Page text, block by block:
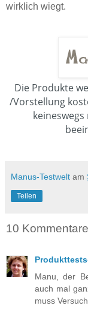
wirklich wiegt.
Die Produkte
/Vorstellung
Manus-Testwelt am
Teilen
10
Manu, der
auch mal
muss